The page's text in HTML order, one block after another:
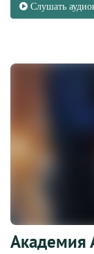
Слушать
Академия